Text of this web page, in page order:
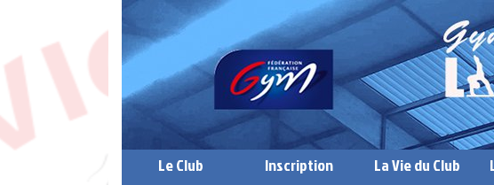
Le Club Inscription La Vie du Club